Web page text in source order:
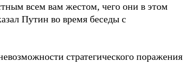
всем вам жестом, чего они в этом
Путин во время беседы с
стратегического поражения